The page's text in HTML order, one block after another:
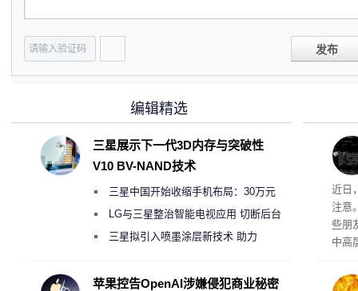
发布
近日
注意
些朋
中高
编辑精选
三星展示下一代3D内存与突破性
V10 BV-NAND技术
三星中国开始收缩手机布局：30万元
月销售额不达标门店 将被逐步清退
LG与三星整治智能电视应用 切断后台
偷偷共享带宽的违规行为
三星拟引入喷墨涂层新技术 助力
度
苹果控告OpenAI涉嫌侵犯商业秘密